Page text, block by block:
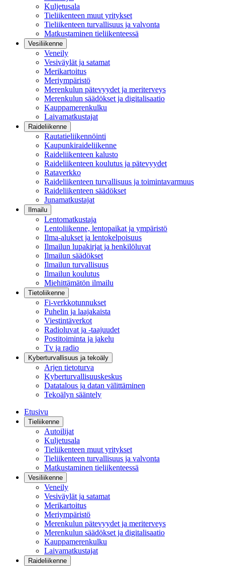
Kuljetusala
Tieliikenteen muut yritykset
Tieliikenteen turvallisuus ja valvonta
Matkustaminen tieliikenteessä
Vesiliikenne
Veneily
Vesiväylät ja satamat
Merikartoitus
Meriympäristö
Merenkulun pätevyydet ja meriterveys
Merenkulun säädökset ja digitalisaatio
Kauppamerenkulku
Laivamatkustajat
Raideliikenne
Rautatieliikennöinti
Kaupunkiraideliikenne
Raideliikenteen kalusto
Raideliikenteen koulutus ja pätevyydet
Rataverkko
Raideliikenteen turvallisuus ja toimintavarmuus
Raideliikenteen säädökset
Junamatkustajat
Ilmailu
Lentomatkustaja
Lentoliikenne, lentopaikat ja ympäristö
Ilma-alukset ja lentokelpoisuus
Ilmailun lupakirjat ja henkilöluvat
Ilmailun säädökset
Ilmailun turvallisuus
Ilmailun koulutus
Miehittämätön ilmailu
Tietoliikenne
Fi-verkkotunnukset
Puhelin ja laajakaista
Viestintäverkot
Radioluvat ja -taajuudet
Postitoiminta ja jakelu
Tv ja radio
Kyberturvallisuus ja tekoäly
Arjen tietoturva
Kyberturvallisuuskeskus
Datatalous ja datan välittäminen
Tekoälyn sääntely
Etusivu
Tieliikenne
Autoilijat
Kuljetusala
Tieliikenteen muut yritykset
Tieliikenteen turvallisuus ja valvonta
Matkustaminen tieliikenteessä
Vesiliikenne
Veneily
Vesiväylät ja satamat
Merikartoitus
Meriympäristö
Merenkulun pätevyydet ja meriterveys
Merenkulun säädökset ja digitalisaatio
Kauppamerenkulku
Laivamatkustajat
Raideliikenne